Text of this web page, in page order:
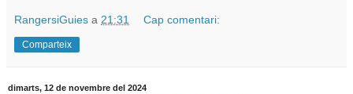
RangersiGuies a 21:31 Cap comentari:
Comparteix
dimarts, 12 de novembre del 2024